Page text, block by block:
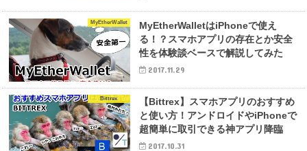
MyEtherWallet
MyEtherWalletはiPhoneで使え
る！？スマホアプリの存在とか安全
性を体験談ベースで解説してみた
2017.11.29
Bittrex
【Bittrex】スマホアプリのおすすめ
と使い方！アンドロイドやiPhoneで
超簡単に取引できる神アプリ降臨
2017.10.31